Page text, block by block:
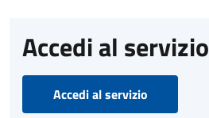
Accedi al servizio
Accedi al servizio